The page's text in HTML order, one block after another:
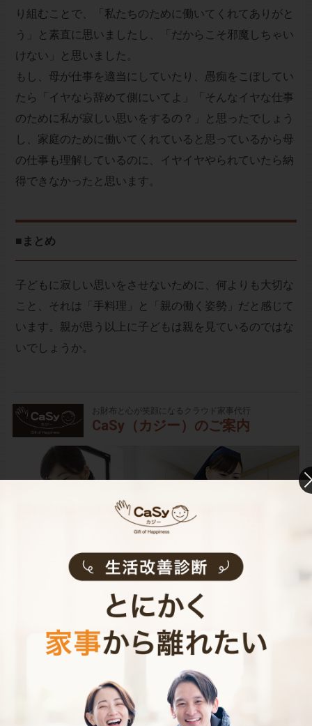
り組むことで、「私たちのために働いてくれてありがと
う」と素直に思いましたし、「だからこそ邪魔しちゃい
けない」と思いました。
もし、母が仕事を適当にしていたり、愚痴をこぼしてい
たら「イヤなら辞めて側にいてよ」「そんなイヤな仕事
のために私が寂しい思いをするの？」と思ったでしょう
し、家庭のために働いてくれていると思っているから母
の仕事も理解しているのに、イヤイヤやられていたら納
得できなかったと思います。
■まとめ
子どもに寂しい思いをさせないために、何よりも大切な
こと、それは「手料理」と「親の働く姿勢」だと感じて
います。親が思う以上に子どもは親を見ているのではな
いでしょうか。
お財布と心が笑顔になるクラウド家事代行
CaSy（カジー）のご案内
CaSyは、1時間2,790円(税込)からお使いいただけるカン
タン･便利･あんしんなお掃除代行･お料理代行サービスで
シンプルでお財布に優しい料金体系
スマホだけで24時間365日依頼可能（電話･事前訪問なし）